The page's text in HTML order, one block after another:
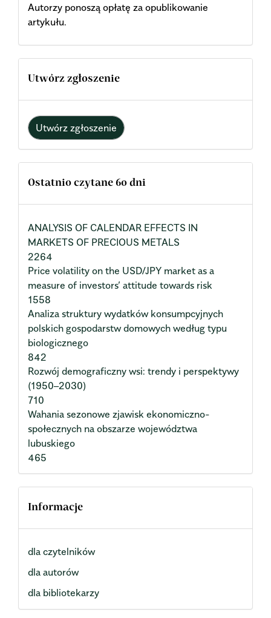
Autorzy ponoszą opłatę za opublikowanie
artykułu.
Utwórz zgłoszenie
Utwórz zgłoszenie
Ostatnio czytane 60 dni
ANALYSIS OF CALENDAR EFFECTS IN
MARKETS OF PRECIOUS METALS
2264
Price volatility on the USD/JPY market as a
measure of investors’ attitude towards risk
1558
Analiza struktury wydatków konsumpcyjnych
polskich gospodarstw domowych według typu
biologicznego
842
Rozwój demograficzny wsi: trendy i perspektywy
(1950–2030)
710
Wahania sezonowe zjawisk ekonomiczno-
społecznych na obszarze województwa
lubuskiego
465
Informacje
dla czytelników
dla autorów
dla bibliotekarzy